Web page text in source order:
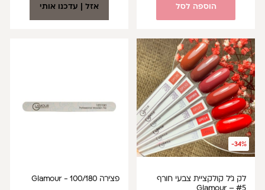
הוספה לסל אזל | עדכנו אותי
-34%
לק ג'ל קולקציית צבעי חורף
פצירה 100/180 - Glamour